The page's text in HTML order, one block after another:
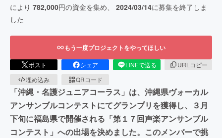
により 782,000円の資金を集め、 2024/03/14に募集を終了しま
した
もう一度プロジェクトをやってほしい
ポスト シェア LINEで送る
URLコピー
埋め込み
QRコード
「沖縄・名護ジュニアコーラス」は、沖縄県ヴォーカル
アンサンブルコンテストにてグランプリを獲得し、３月
下旬に福島県で開催される「第１７回声楽アンサンブル
コンテスト」への出場を決めました。このメンバーで挑